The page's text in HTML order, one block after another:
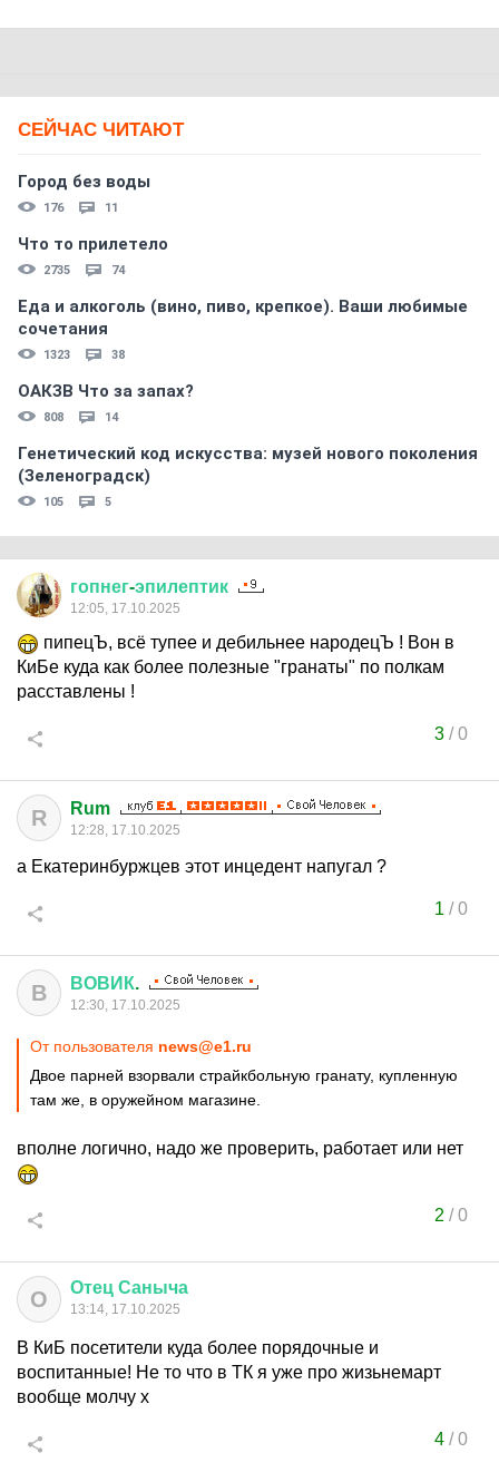
СЕЙЧАС ЧИТАЮТ
Город без воды
176 11
Что то прилетело
2735 74
Еда и алкоголь (вино, пиво, крепкое). Ваши любимые
сочетания
1323 38
ОАКЗВ Что за запах?
808 14
Генетический код искусства: музей нового поколения
(Зеленоградск)
105 5
гопнег-эпилептик
12:05, 17.10.2025
пипецЪ, всё тупее и дебильнее народецЪ ! Вон в
КиБе куда как более полезные "гранаты" по полкам
расставлены !
3/0
R Rum
12:28, 17.10.2025
а Екатеринбуржцев этот инцедент напугал ?
1 /0
В ВОВИК.
12:30, 17.10.2025
От пользователя news@e1.ru
Двое парней взорвали страйкбольную гранату, купленную
там же, в оружейном магазине.
вполне логично, надо же проверить, работает или нет
2 /0
О Отец Саныча
13:14, 17.10.2025
В КиБ посетители куда более порядочные и
воспитанные! Не то что в ТК я уже про жизьнемарт
вообще молчу х
4/0